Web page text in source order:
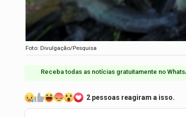
Foto: Divulgação/Pesquisa
Receba todas as notícias gratuitamente no
2 pessoas reagiram a isso.